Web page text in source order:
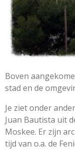
Boven
stad en de
Je ziet onder
Juan Bautista uit
Moskee. Er zijn
tijd van o.a. de